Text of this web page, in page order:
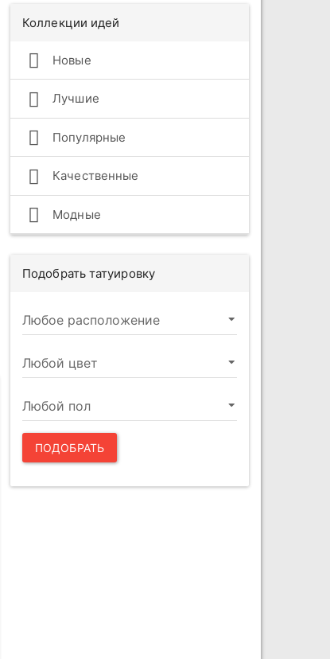
Коллекции идей
Новые
Лучшие
Популярные
Качественные
Модные
Подобрать татуировку
ПОДОБРАТЬ